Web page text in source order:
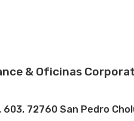
& Oficinas
603, 72760 San Pedro